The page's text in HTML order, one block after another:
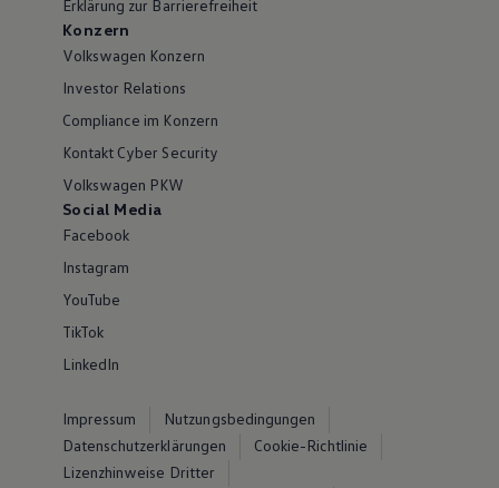
Erklärung zur Barrierefreiheit
Konzern
Volkswagen Konzern
Investor Relations
Compliance im Konzern
Kontakt Cyber Security
Volkswagen PKW
Social Media
Facebook
Instagram
YouTube
TikTok
LinkedIn
Impressum
Nutzungsbedingungen
Datenschutzerklärungen
Cookie-Richtlinie
Lizenzhinweise Dritter